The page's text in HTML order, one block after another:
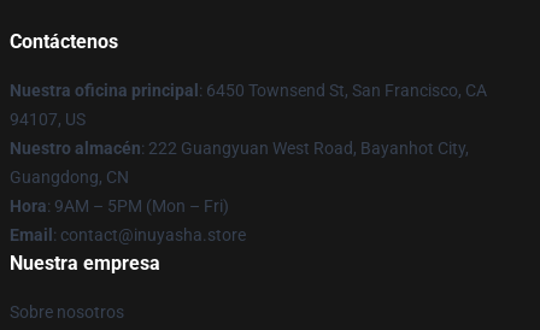
Contáctenos
Nuestra oficina principal : 6450 Townsend St, San Francisco, CA
94107, US
Nuestro almacén: 222 Guangyuan West Road, Bayanhot City,
Guangdong, CN
Hora: 9AM – 5PM (Mon – Fri)
Email : contact@inuyasha.store
Nuestra empresa
Sobre nosotros